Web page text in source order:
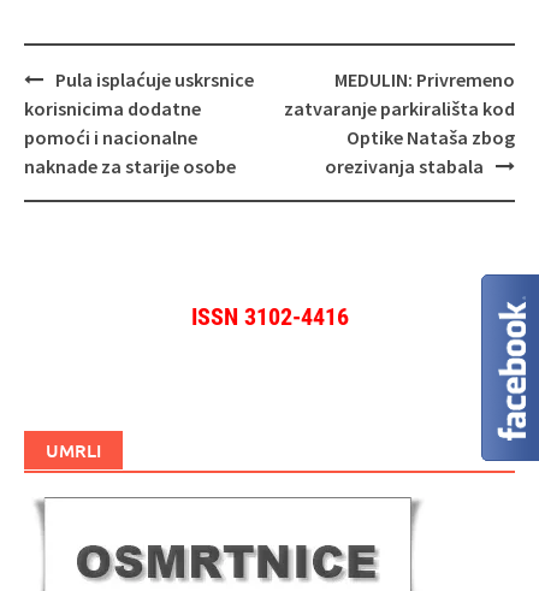
Navigacija
objava
Pula isplaćuje uskrsnice
korisnicima dodatne
pomoći i nacionalne
naknade za starije osobe
MEDULIN: Privremeno
zatvaranje parkirališta kod
Optike Nataša zbog
orezivanja stabala
ISSN 3102-4416
UMRLI